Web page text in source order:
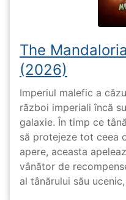
The
(2026)
Imperiul malefic a
război imperiali încă
galaxie. În timp ce
să protejeze tot ceea
apere, aceasta
vânător de
al tânărului său